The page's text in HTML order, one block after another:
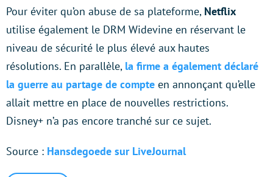
Pour éviter qu’on abuse de sa plateforme, Netflix
utilise également le DRM Widevine en réservant le
niveau de sécurité le plus élevé aux hautes
résolutions. En parallèle, la firme a également déclaré
la guerre au partage de compte en annonçant qu’elle
allait mettre en place de nouvelles restrictions.
Disney+ n’a pas encore tranché sur ce sujet.
Source : Hansdegoede sur LiveJournal